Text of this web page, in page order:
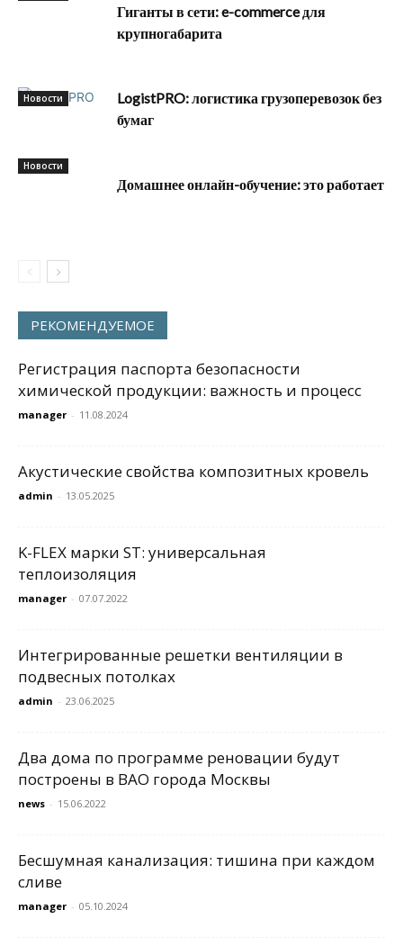
Гиганты в сети: e-commerce для
крупногабарита
Новости
LogistPRO: логистика грузоперевозок без
бумаг
Новости
Домашнее онлайн-обучение: это работает
РЕКОМЕНДУЕМОЕ
Регистрация паспорта безопасности
химической продукции: важность и процесс
manager - 11.08.2024
Акустические свойства композитных кровель
admin - 13.05.2025
K-FLEX марки ST: универсальная
теплоизоляция
manager - 07.07.2022
Интегрированные решетки вентиляции в
подвесных потолках
admin - 23.06.2025
Два дома по программе реновации будут
построены в ВАО города Москвы
news - 15.06.2022
Бесшумная канализация: тишина при каждом
сливе
manager - 05.10.2024